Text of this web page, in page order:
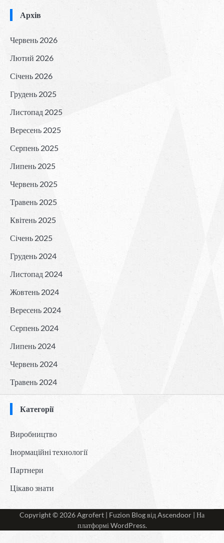
Архів
Червень 2026
Лютий 2026
Січень 2026
Грудень 2025
Листопад 2025
Вересень 2025
Серпень 2025
Липень 2025
Червень 2025
Травень 2025
Квітень 2025
Січень 2025
Грудень 2024
Листопад 2024
Жовтень 2024
Вересень 2024
Серпень 2024
Липень 2024
Червень 2024
Травень 2024
Категорії
Виробництво
Інормаційні технології
Партнери
Цікаво знати
Copyright © 2026Agrofert | Fuzion Blog відAscendoor | На
платформі WordPress.